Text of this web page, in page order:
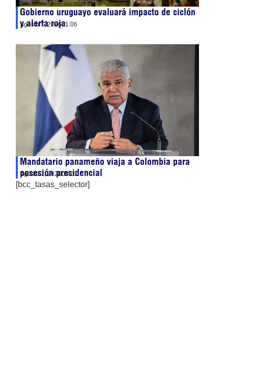
Gobierno uruguayo evaluará impacto de ciclón
y alerta roja
agosto 7, 202601:06
Mandatario panameño viaja a Colombia para
posesión presidencial
agosto 7, 202600:01
[bcc_tasas_selector]